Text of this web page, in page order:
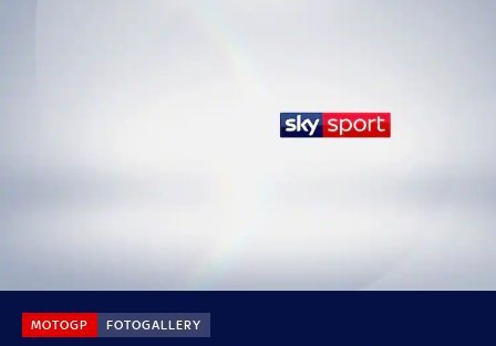
MOTOGP FOTOGALLERY